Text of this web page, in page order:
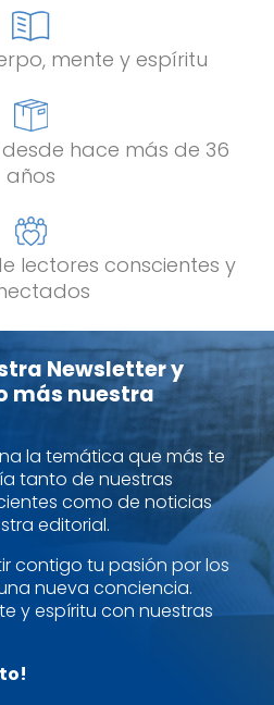
mente y espíritu
hace más de 36
años
lectores conscientes y
Newsletter y
más nuestra
la temática que más te
tanto de nuestras
como de noticias
editorial.
contigo tu pasión por los
nueva conciencia.
y espíritu con nuestras